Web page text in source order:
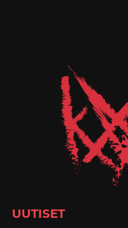
UUTISET